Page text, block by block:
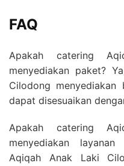
FAQ
Apakah catering
menyediakan paket?
Cilodong
dapat disesuaikan
Apakah catering
menyediakan
Aqiqah Anak Laki